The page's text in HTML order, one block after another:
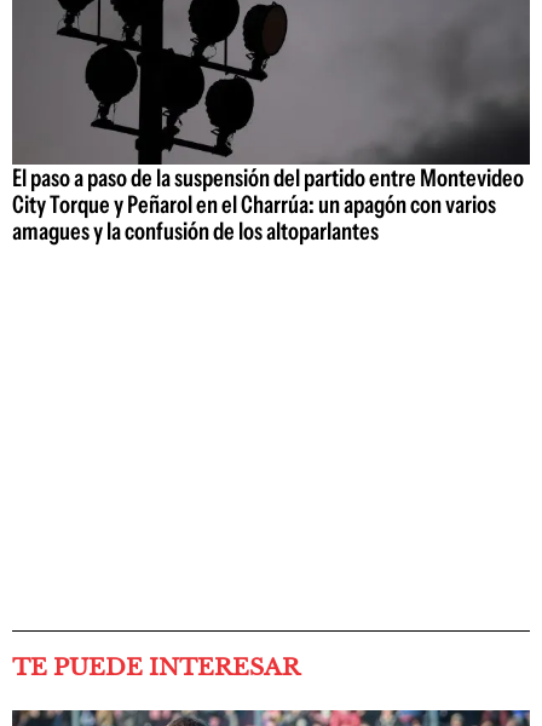
El paso a paso de la suspensión del partido entre Montevideo
City Torque y Peñarol en el Charrúa: un apagón con varios
amagues y la confusión de los altoparlantes
TE PUEDE INTERESAR